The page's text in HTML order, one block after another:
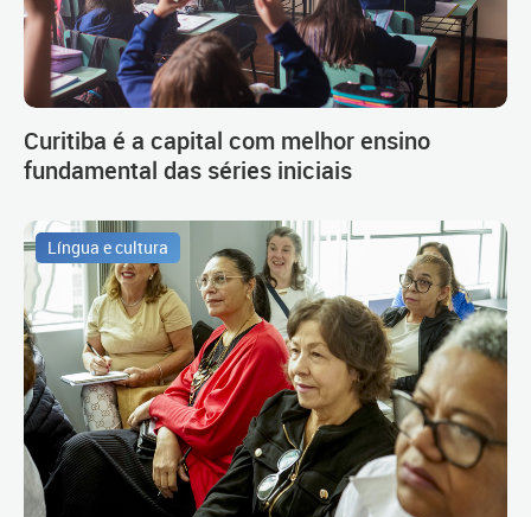
Curitiba é a capital com melhor ensino
fundamental das séries iniciais
Língua e cultura